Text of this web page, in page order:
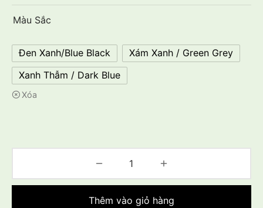
Màu Sắc
Đen Xanh/Blue Black
Xám Xanh / Green Grey
Xanh Thẫm / Dark Blue
Xóa
Thêm vào giỏ hàng